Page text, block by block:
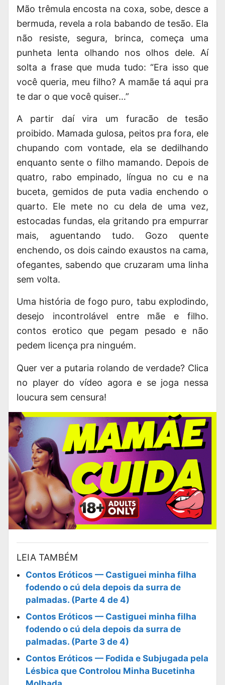
Mão trêmula encosta na coxa, sobe, desce a
bermuda, revela a rola babando de tesão. Ela
não resiste, segura, brinca, começa uma
punheta lenta olhando nos olhos dele. Aí
solta a frase que muda tudo: “Era isso que
você queria, meu filho? A mamãe tá aqui pra
te dar o que você quiser…”
A partir daí vira um furacão de tesão
proibido. Mamada gulosa, peitos pra fora, ele
chupando com vontade, ela se dedilhando
enquanto sente o filho mamando. Depois de
quatro, rabo empinado, língua no cu e na
buceta, gemidos de puta vadia enchendo o
quarto. Ele mete no cu dela de uma vez,
estocadas fundas, ela gritando pra empurrar
mais, aguentando tudo. Gozo quente
enchendo, os dois caindo exaustos na cama,
ofegantes, sabendo que cruzaram uma linha
sem volta.
Uma história de fogo puro, tabu explodindo,
desejo incontrolável entre mãe e filho.
contos erotico que pegam pesado e não
pedem licença pra ninguém.
Quer ver a putaria rolando de verdade? Clica
no player do vídeo agora e se joga nessa
loucura sem censura!
LEIA TAMBÉM
Contos Eróticos — Castiguei minha filha
fodendo o cú dela depois da surra de
palmadas. (Parte 4 de 4)
Contos Eróticos — Castiguei minha filha
fodendo o cú dela depois da surra de
palmadas. (Parte 3 de 4)
Contos Eróticos — Fodida e Subjugada pela
Lésbica que Controlou Minha Bucetinha